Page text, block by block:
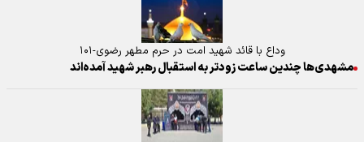
وداع با قائد شهید امت در حرم مطهر رضوی-۱۰۱
مشهدی‌ها چندین ساعت زودتر به استقبال رهبر شهید آمده‌اند